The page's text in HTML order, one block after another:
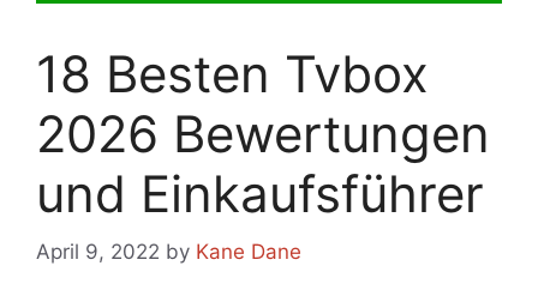
18 Besten Tvbox
2026 Bewertungen
und Einkaufsführer
April 9, 2022 by Kane Dane